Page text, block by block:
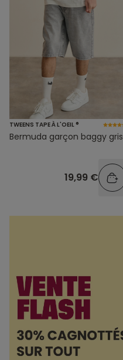
TWEENS TAPE À L'OEIL ®
Bermuda garçon baggy gris
19,99 €